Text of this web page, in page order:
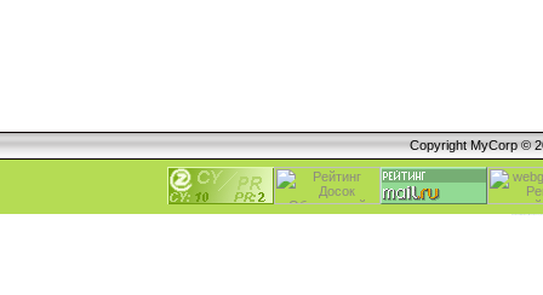
Copyright MyCorp ©